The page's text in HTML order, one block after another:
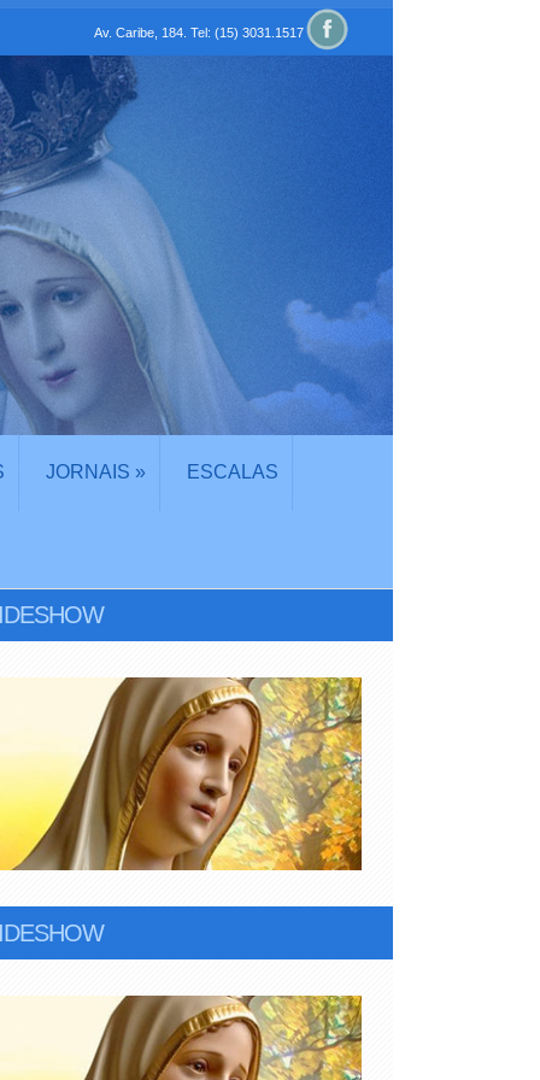
Av. Caribe, 184. Tel: (15) 3031.1517
JORNAIS » ESCALAS